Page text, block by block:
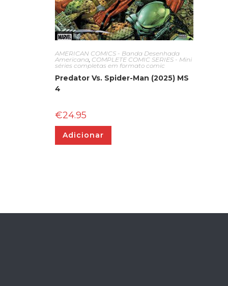
AMERICAN COMICS - Banda Desenhada
Americana, COMPLETE COMIC SERIES - Mini
séries completas em formato comic
Predator Vs. Spider-Man (2025) MS
4
€24.95
Adicionar